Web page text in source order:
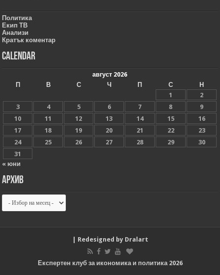
Политика
Екип ТВ
Анализи
Кратък коментар
Calendar
август 2026
П
В С Ч П С
Н
1
2
3
4 5 6 7 8
9
10
11 12 13 14 15
16
17
18 19 20 21 22
23
24
25 26 27 28 29
30
31
« юни
Архив
Архив
| Redesigned by Dralart
Експертен клуб за икономика и политика 2026